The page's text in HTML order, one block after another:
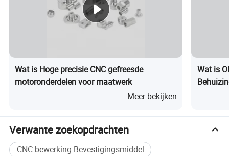
Wat is Hoge precisie CNC gefreesde
motoronderdelen voor maatwerk
Meer bekijken
Wat is
Verwante zoekopdrachten
CNC-bewerking Bevestigingsmiddel